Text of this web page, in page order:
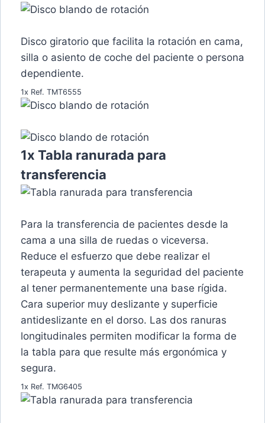
Disco giratorio que facilita la rotación en cama,
silla o asiento de coche del paciente o persona
dependiente.
1x Ref. TMT6555
1x Tabla ranurada para
transferencia
Para la transferencia de pacientes desde la
cama a una silla de ruedas o viceversa.
Reduce el esfuerzo que debe realizar el
terapeuta y aumenta la seguridad del paciente
al tener permanentemente una base rígida.
Cara superior muy deslizante y superficie
antideslizante en el dorso. Las dos ranuras
longitudinales permiten modificar la forma de
la tabla para que resulte más ergonómica y
segura.
1x Ref. TMG6405